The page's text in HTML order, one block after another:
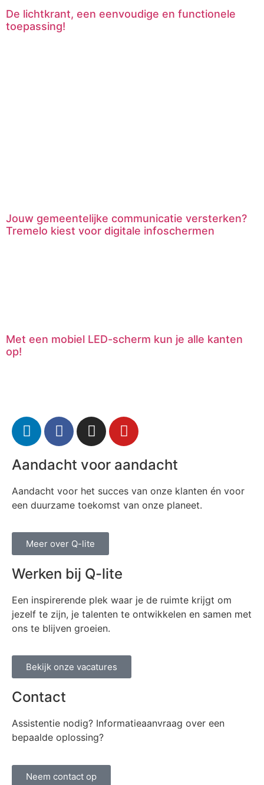
De lichtkrant, een eenvoudige en functionele
toepassing!
Jouw gemeentelijke communicatie versterken?
Tremelo kiest voor digitale infoschermen
Met een mobiel LED-scherm kun je alle kanten
op!
Aandacht voor aandacht
Aandacht voor het succes van onze klanten én voor
een duurzame toekomst van onze planeet.
Meer over Q-lite
Werken bij Q-lite
Een inspirerende plek waar je de ruimte krijgt om
jezelf te zijn, je talenten te ontwikkelen en samen met
ons te blijven groeien.
Bekijk onze vacatures
Contact
Assistentie nodig? Informatieaanvraag over een
bepaalde oplossing?
Neem contact op